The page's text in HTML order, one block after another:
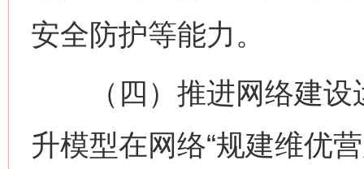
安全防护等能力。
（四）推进网络建设
升模型在网络“规建维优